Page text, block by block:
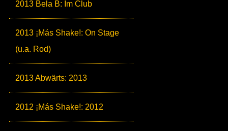
2013 Bela B: Im Club
2013 ¡Más Shake!: On Stage
(u.a. Rod)
2013 Abwärts: 2013
2012 ¡Más Shake!: 2012